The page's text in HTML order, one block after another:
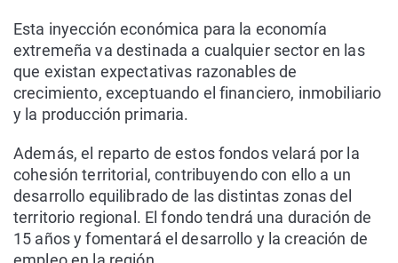
Esta inyección económica para la economía
extremeña va destinada a cualquier sector en las
que existan expectativas razonables de
crecimiento, exceptuando el financiero, inmobiliario
y la producción primaria.
Además, el reparto de estos fondos velará por la
cohesión territorial, contribuyendo con ello a un
desarrollo equilibrado de las distintas zonas del
territorio regional. El fondo tendrá una duración de
15 años y fomentará el desarrollo y la creación de